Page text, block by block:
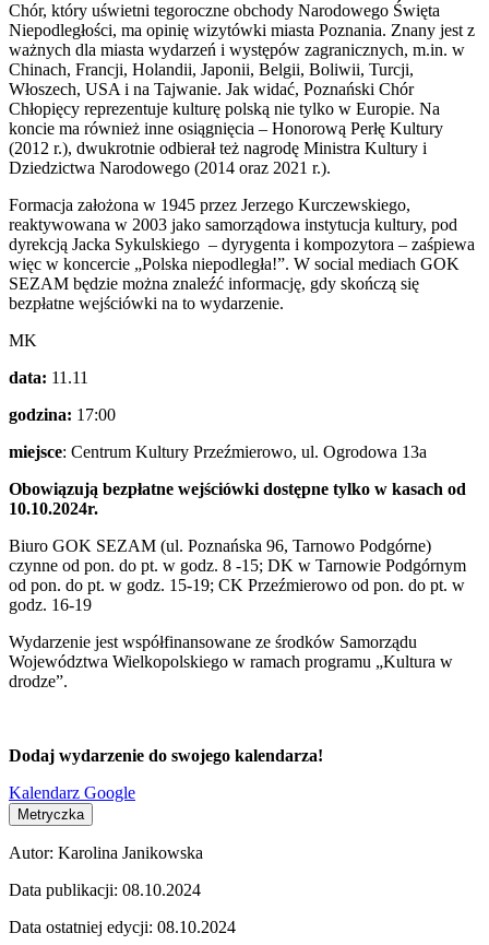
Chór, który uświetni tegoroczne obchody Narodowego Święta
Niepodległości, ma opinię wizytówki miasta Poznania. Znany jest z
ważnych dla miasta wydarzeń i występów zagranicznych, m.in. w
Chinach, Francji, Holandii, Japonii, Belgii, Boliwii, Turcji,
Włoszech, USA i na Tajwanie. Jak widać, Poznański Chór
Chłopięcy reprezentuje kulturę polską nie tylko w Europie. Na
koncie ma również inne osiągnięcia – Honorową Perłę Kultury
(2012 r.), dwukrotnie odbierał też nagrodę Ministra Kultury i
Dziedzictwa Narodowego (2014 oraz 2021 r.).
Formacja założona w 1945 przez Jerzego Kurczewskiego,
reaktywowana w 2003 jako samorządowa instytucja kultury, pod
dyrekcją Jacka Sykulskiego – dyrygenta i kompozytora – zaśpiewa
więc w koncercie „Polska niepodległa!”. W social mediach GOK
SEZAM będzie można znaleźć informację, gdy skończą się
bezpłatne wejściówki na to wydarzenie.
MK
data: 11.11
godzina: 17:00
miejsce: Centrum Kultury Przeźmierowo, ul. Ogrodowa 13a
Obowiązują bezpłatne wejściówki dostępne tylko w kasach od
10.10.2024r.
Biuro GOK SEZAM (ul. Poznańska 96, Tarnowo Podgórne)
czynne od pon. do pt. w godz. 8 -15; DK w Tarnowie Podgórnym
od pon. do pt. w godz. 15-19; CK Przeźmierowo od pon. do pt. w
godz. 16-19
Wydarzenie jest współfinansowane ze środków Samorządu
Województwa Wielkopolskiego w ramach programu „Kultura w
drodze”.
Dodaj wydarzenie do swojego kalendarza!
Kalendarz Google
Metryczka
Autor: Karolina Janikowska
Data publikacji: 08.10.2024
Data ostatniej edycji: 08.10.2024